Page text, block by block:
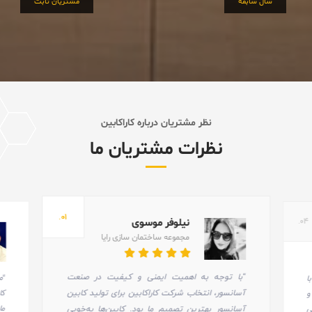
نظر مشتریان درباره کاراکابین
نظرات مشتریان ما
۰۴. نیلوفر موسوی
مجموعه ساختمان سازی رایا
“با توجه به اهمیت ایمنی و کیفیت در صنعت
آسانسور، انتخاب شرکت کاراکابین برای تولید کابین
آسانسور بهترین تصمیم ما بود. کابین‌ها به‌خوبی
۰۱.